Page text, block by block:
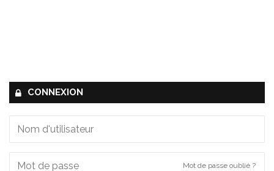
CONNEXION
Mot de passe oublié ?